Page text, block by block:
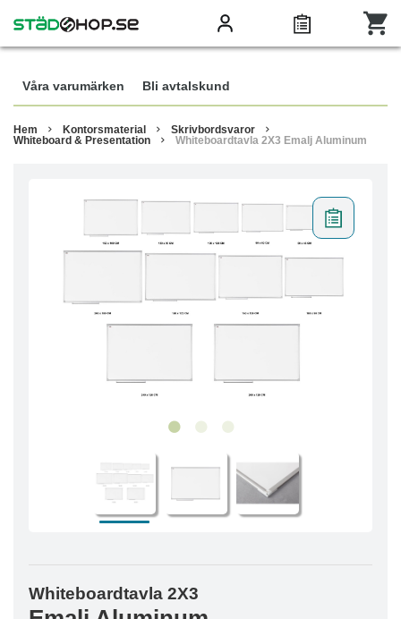
Våra varumärken Bli avtalskund
Hem Kontorsmaterial
Skrivbordsvaror
Whiteboard & Presentation
Whiteboardtavla 2X3 Emalj Aluminum
Whiteboardtavla 2X3